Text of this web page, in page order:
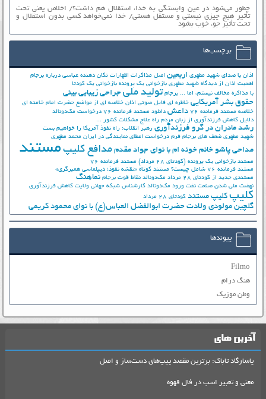
چطور می‌شود در عین وابستگی به خدا، استقلال هم داشت؟/ اخلاص یعنی تحت
تأثیر هیچ چیزی نیستی و مستقل هستی/ خدا نمی‌خواهد کسی بدون استقلال و
تحت تأثیر جوّ، خوب بشود
برچسب‌ها
اذان با صدای شهید مطهری اربعین اصل مذاکرات اظهارات تکان دهنده عباسی درباره برجام
اهمیت اذان از دیدگاه شهید مطهری بازخوانی یک پرونده بازخوانی یک کودتا
با مذاکره مخالف نیستم، اما ... برجام تولید ملی جراحی زیبایی بینی
حقوق بشر آمریکایی خاطره ای فایل صوتی اذان خلاصه ای از مواضع حضرت امام خامنه ای
خلاصه مستند فرمانده 76
داعش دانلود مستند فرمانده 76
درخواست مک‌دونالد
دلایل کاهش فرزندآوری از زبان مردم راه علاج مشکلات کشور ...
رشد مادران در گرو فرزندآوری رهبر انقلاب: راه نفوذ آمریکا را خواهیم بست
شهید مطهری ضعف های برجام فرم درخواست اعطای نمایندگی در ایران محمد مطهری
مداحی پاشو خانم خونه ام با نوای جواد مقدم مدافع کلیپ مستند
مستند بازخوانی یک پرونده (کودتای 28 مرداد)
مستند فرمانده 76
مستند فرمانده 76 شامل چیست؟
مستند کوتاه «نقشه نفوذ؛ دیپلماسی همبرگری»
مستندی جدید از کودتای 28 مرداد
مک‌دونالد نقاط قوت برجام نماهنگ
نهضت ملي شدن صنعت نفت ورود مک‌دونالد کارشناس شبکه جهانی ولایت کاهش فرزندآوری
کلیپ کلیپ مستند کودتای 28 مرداد
گلچین مولودی ولادت حضرت ابوالفضل العباس(ع) با نوای محمود کریمی
پیوندها
Filmo
هنگ درام
وطن موزیک
آخرین های
پاسارگاد تاباک: برترین مقصد پیپ‌های دست‌ساز و اصل
معنی و تعبیر اسب در فال قهوه